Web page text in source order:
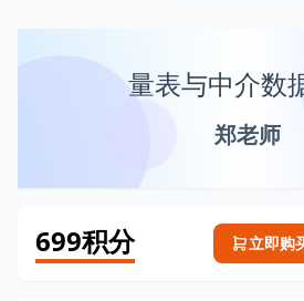
量表与中介数
郑老师
699积分 立即购